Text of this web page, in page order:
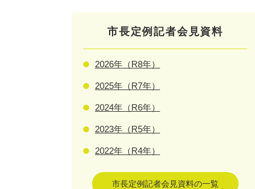
市長定例記者会見資料
2026年（R8年）
2025年（R7年）
2024年（R6年）
2023年（R5年）
2022年（R4年）
市長定例記者会見資料の一覧